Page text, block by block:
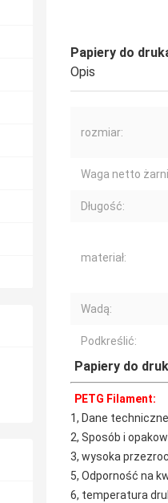
Papiery do
Opis
rozmiar:
Waga netto
Długość:
materiał:
Wadą:
Podkreślić:
Papiery do
PETG Filament:
1, Dane
2, Sposób i
3, wysoka
5, Odporność na
6, temperatura